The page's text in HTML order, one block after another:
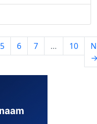
5 6 7 … 10